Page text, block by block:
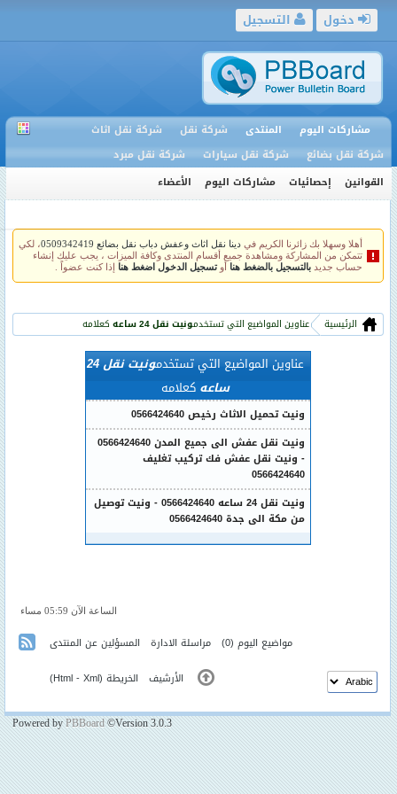
التسجيل دخول
مشاركات اليوم المنتدى شركة نقل
شركة نقل اثاث
شركة نقل بضائع
شركة نقل سيارات
شركة نقل مبرد
القوانين
إحصائيات مشاركات اليوم الأعضاء
أهلا وسهلا بك زائرنا الكريم فيدينا نقل اثاث وعفش دباب نقل بضائع 0509342419
، لكي
تتمكن من المشاركة ومشاهدة جميع أقسام المنتدى وكافة الميزات ، يجب عليك إنشاء
حساب جديدبالتسجيل بالضغط هنا أوتسجيل الدخول اضغط هنا إذا كنت عضواً .
الرئيسية عناوين المواضيع التي تستخدمونيت نقل 24 ساعه كعلامه
عناوين المواضيع التي تستخدم
ونيت نقل 24
ساعه كعلامه
ونيت تحميل الاثاث رخيص 0566424640
ونيت نقل عفش الى جميع المدن 0566424640
- ونيت نقل عفش فك تركيب تغليف
0566424640
ونيت نقل 24 ساعه 0566424640 - ونيت توصيل
من مكة الى جدة 0566424640
الساعة الآن 05:59 مساء
المسؤلين عن المنتدى مراسلة الادارة مواضيع اليوم (0)
الخريطة (
Html-Xml
) الأرشيف
Powered byPBBoard©Version 3.0.3